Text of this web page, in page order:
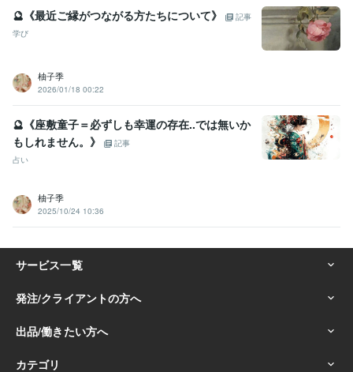
🔮《最近ご縁がつながる方たちについて》
記事
学び
柚子季
2026/01/18 00:22
🔮《座敷童子＝必ずしも幸運の存在..では無いか
もしれません。》
記事
占い
柚子季
2025/10/24 10:36